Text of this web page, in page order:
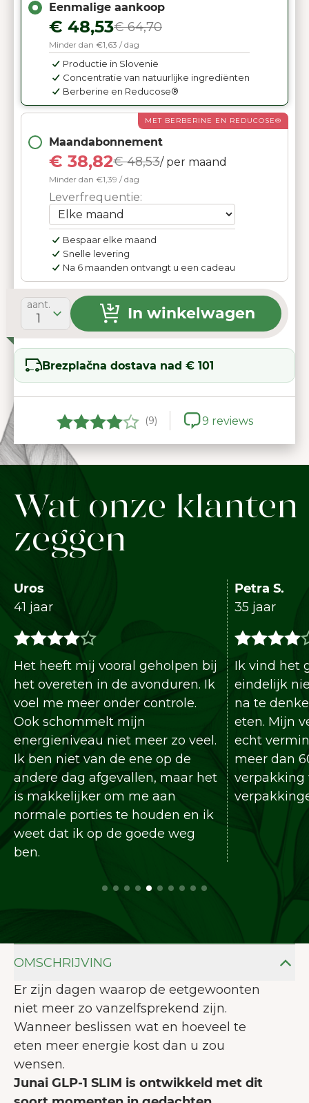
MET BERBERINE EN REDUCOSE®
Maandabonnement
€ 38,82€ 48,53/ per maand
Minder dan €1,39 / dag
Leverfrequentie:
Bespaar elke maand
Snelle levering
Na 6 maanden ontvangt u een cadeau
Eenmalige aankoop
€ 48,53€ 64,70
Minder dan €1,63 / dag
Productie in Slovenië
Concentratie van natuurlijke ingrediënten
Berberine en Reducose®
aant.
1 In winkelwagen
Brezplačna dostava nad € 101
(9) 9 reviews
Wat onze klanten
zeggen
Uros
41 jaar
Het heeft mij vooral geholpen bij
het overeten in de avonduren. Ik
voel me meer onder controle.
Ook schommelt mijn
energieniveau niet meer zo veel.
Ik ben niet van de ene op de
andere dag afgevallen, maar het
is makkelijker om me aan
normale porties te houden en ik
weet dat ik op de goede weg
ben.
Petra S.
35 jaar
Ik vind het
eindelijk
na te
eten. Mijn
echt
meer dan
verpakking
OMSCHRIJVING
Er zijn dagen waarop de eetgewoonten
niet meer zo vanzelfsprekend zijn.
Wanneer beslissen wat en hoeveel te
eten meer energie kost dan u zou
wensen.
Junai GLP-1 SLIM is ontwikkeld met dit